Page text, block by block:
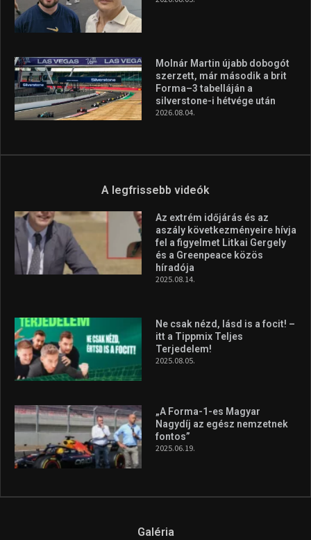
Molnár Martin újabb dobogót
szerzett, már második a brit
Forma–3 tabelláján a
silverstone-i hétvége után
2026.08.04.
A legfrissebb videók
Az extrém időjárás és az
aszály következményeire hívja
fel a figyelmet Litkai Gergely
és a Greenpeace közös
híradója
2025.08.14.
Ne csak nézd, lásd is a focit! –
itt a Tippmix Teljes
Terjedelem!
2025.08.05.
„A Forma-1-es Magyar
Nagydíj az egész nemzetnek
fontos”
2025.06.19.
Galéria